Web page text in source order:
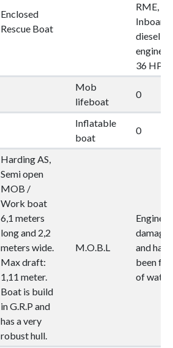
Enclosed
Rescue Boat
RME,
Inboard
diesel
engine,
36 HP
Mob
lifeboat
0
Inflatable
boat
0
Harding AS,
Semi open
MOB /
Work boat
6,1 meters
long and 2,2
meters wide.
Max draft:
1,11 meter.
Boat is build
in G.R.P and
has a very
robust hull.
M.O.B.L
Engine is
and has
been full
of water.